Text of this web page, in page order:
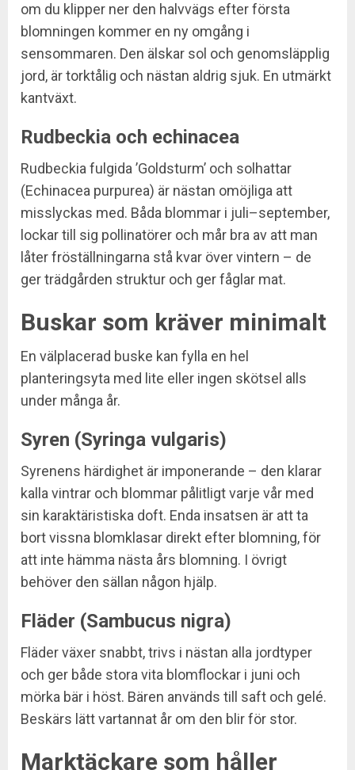
om du klipper ner den halvvägs efter första
blomningen kommer en ny omgång i
sensommaren. Den älskar sol och genomsläpplig
jord, är torktålig och nästan aldrig sjuk. En utmärkt
kantväxt.
Rudbeckia och echinacea
Rudbeckia fulgida ’Goldsturm’ och solhattar
(Echinacea purpurea) är nästan omöjliga att
misslyckas med. Båda blommar i juli–september,
lockar till sig pollinatörer och mår bra av att man
låter fröställningarna stå kvar över vintern – de
ger trädgården struktur och ger fåglar mat.
Buskar som kräver minimalt
En välplacerad buske kan fylla en hel
planteringsyta med lite eller ingen skötsel alls
under många år.
Syren (Syringa vulgaris)
Syrenens härdighet är imponerande – den klarar
kalla vintrar och blommar pålitligt varje vår med
sin karaktäristiska doft. Enda insatsen är att ta
bort vissna blomklasar direkt efter blomning, för
att inte hämma nästa års blomning. I övrigt
behöver den sällan någon hjälp.
Fläder (Sambucus nigra)
Fläder växer snabbt, trivs i nästan alla jordtyper
och ger både stora vita blomflockar i juni och
mörka bär i höst. Bären används till saft och gelé.
Beskärs lätt vartannat år om den blir för stor.
Marktäckare som håller